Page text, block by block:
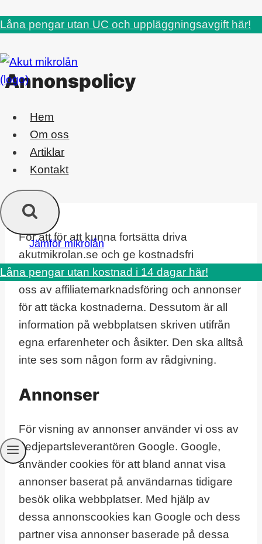
to
Låna pengar utan UC och uppläggningsavgift här!
Hem
Om oss
Artiklar
Kontakt
Jämför mikrolån
Låna pengar utan kostnad i 14 dagar här!
Annonspolicy
För att för att kunna fortsätta driva
akutmikrolan.se och ge kostnadsfri
information till er besökare så använder vi
oss av affiliatemarknadsföring och annonser
för att täcka kostnaderna. Dessutom är all
information på webbplatsen skriven utifrån
egna erfarenheter och åsikter. Den ska alltså
inte ses som någon form av rådgivning.
Annonser
För visning av annonser använder vi oss av
tredjepartsleverantören Google. Google,
använder cookies för att bland annat visa
annonser baserat på användarnas tidigare
besök olika webbplatser. Med hjälp av
dessa annonscookies kan Google och dess
partner visa annonser baserade på dessa